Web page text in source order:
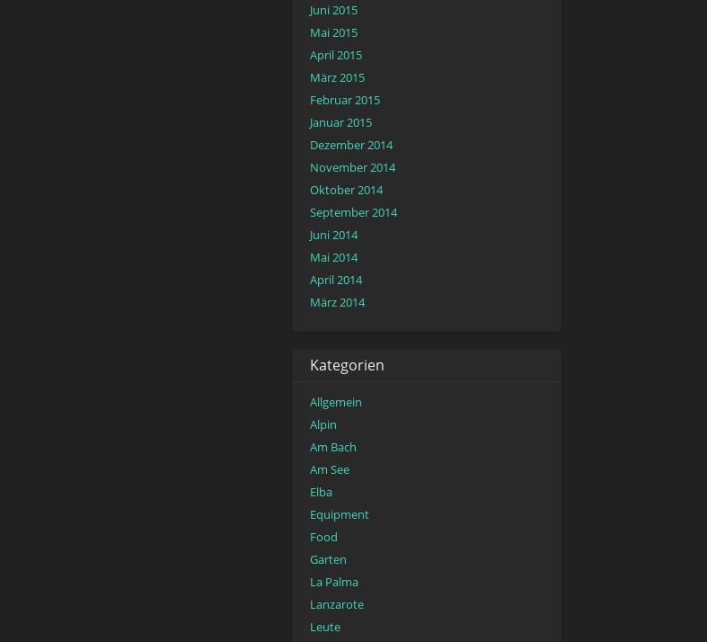
Juni 2015
Mai 2015
April 2015
März 2015
Februar 2015
Januar 2015
Dezember 2014
November 2014
Oktober 2014
September 2014
Juni 2014
Mai 2014
April 2014
März 2014
Kategorien
Allgemein
Alpin
Am Bach
Am See
Elba
Equipment
Food
Garten
La Palma
Lanzarote
Leute